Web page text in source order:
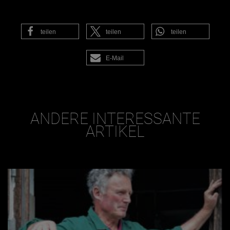
teilen teilen teilen
E-Mail
ANDERE INTERESSANTE
ARTIKEL